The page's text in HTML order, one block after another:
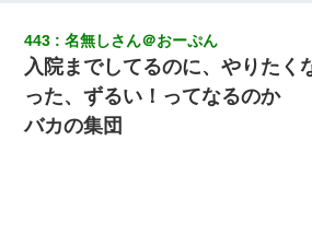
わい(42)渋谷の夜のサービスで19の女の子
ｗｗｗｗｗｗｗｗ
デパートの外商『私さんだと名乗る女が、
していて…』私「！？」→ 翌日。ママ友た
しくなり・・・
443 名無しさん＠おーぷん
入院までしてるのに、やりたく
った、ずるい！ってなるのか
バカの集団